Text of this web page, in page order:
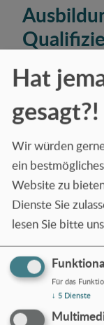
bei
IQ-Test
Beruf
Hat
gesagt?!
Wir würden
ein
Website zu
Dienste Sie
lesen Sie bitte
Für das
↓ 5 Dienste